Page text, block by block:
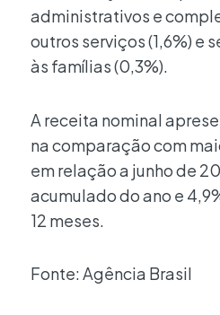
administrativos e
outros serviços (1,6%) e
às famílias (0,3%).
A receita nominal
na comparação com
em relação a junho de
acumulado do ano e
12 meses.
Fonte: Agência Brasil